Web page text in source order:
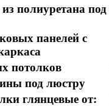
полиуретана под
панелей с
потолков
под люстру
глянцевые от: